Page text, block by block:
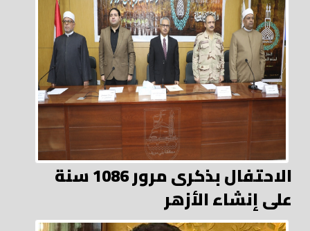
الاحتفال بذكرى مرور 1086 سنة
على إنشاء الأزهر